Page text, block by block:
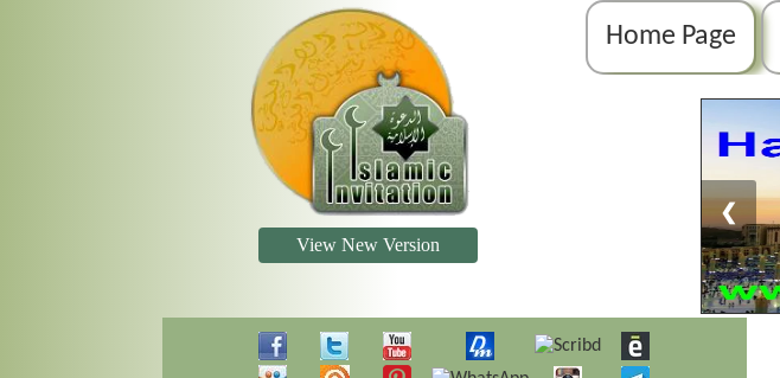
Home Page
❮
View New Version